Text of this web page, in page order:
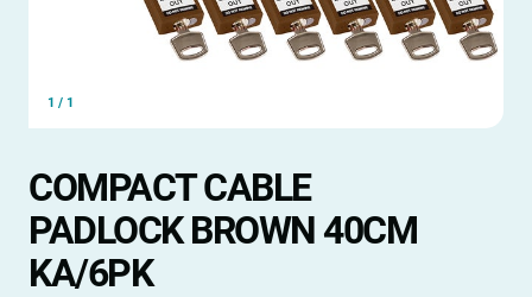
1 / 1
COMPACT CABLE
PADLOCK BROWN 40CM
KA/6PK